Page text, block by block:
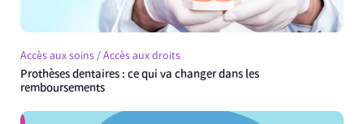
Accès aux soins / Accès aux droits
Prothèses dentaires : ce qui va changer dans les
remboursements